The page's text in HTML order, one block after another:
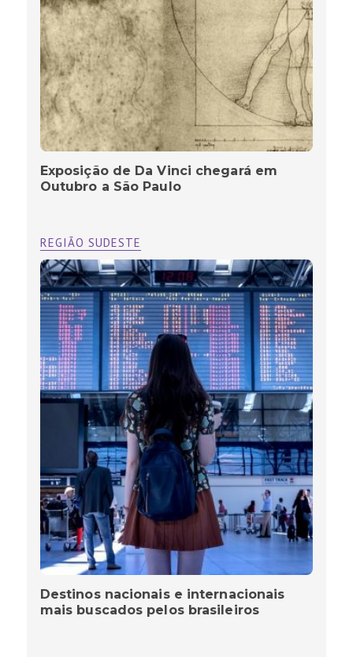
Exposição de Da Vinci chegará em
Outubro a São Paulo
REGIÃO SUDESTE
Destinos nacionais e internacionais
mais buscados pelos brasileiros